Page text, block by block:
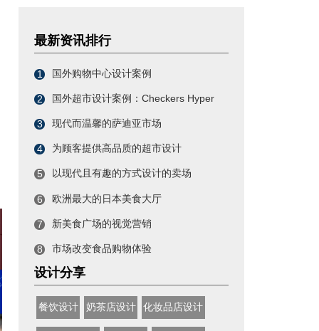
最新资讯排行
1 国外购物中心设计案例
2 国外超市设计案例：Checkers Hyper
3 现代而温馨的萨迪亚市场
4 为顾客提供高品质的超市设计
5 以现代且有趣的方式设计的卖场
6 欧洲最大的日本美食大厅
7 新美食广场的视觉营销
8 市场改变食品购物体验
设计分享
餐饮设计 奶茶店设计 化妆品店设计